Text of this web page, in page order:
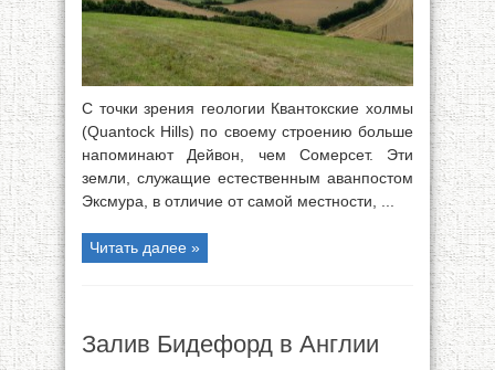
С точки зрения геологии Квантокские холмы
(Quantock Hills) по своему строению больше
напоминают Дейвон, чем Сомерсет. Эти
земли, служащие естественным аванпостом
Эксмура, в отличие от самой местности, ...
Читать далее »
Залив Бидефорд в Англии